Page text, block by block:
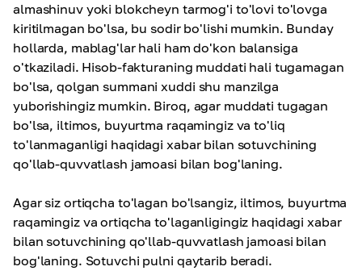
almashinuv yoki blokcheyn tarmog'i to'lovi to'lovga
kiritilmagan bo'lsa, bu sodir bo'lishi mumkin. Bunday
hollarda, mablag'lar hali ham do'kon balansiga
o'tkaziladi. Hisob-fakturaning muddati hali tugamagan
bo'lsa, qolgan summani xuddi shu manzilga
yuborishingiz mumkin. Biroq, agar muddati tugagan
bo'lsa, iltimos, buyurtma raqamingiz va to'liq
to'lanmaganligi haqidagi xabar bilan sotuvchining
qo'llab-quvvatlash jamoasi bilan bog'laning.
Agar siz ortiqcha to'lagan bo'lsangiz, iltimos, buyurtma
raqamingiz va ortiqcha to'laganligingiz haqidagi xabar
bilan sotuvchining qo'llab-quvvatlash jamoasi bilan
bog'laning. Sotuvchi pulni qaytarib beradi.